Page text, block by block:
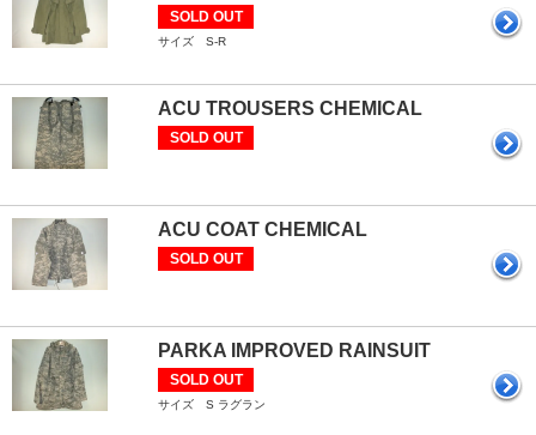
SOLD OUT
サイズ S-R
ACU TROUSERS CHEMICAL
SOLD OUT
ACU COAT CHEMICAL
SOLD OUT
PARKA IMPROVED RAINSUIT
SOLD OUT
サイズ S ラグラン